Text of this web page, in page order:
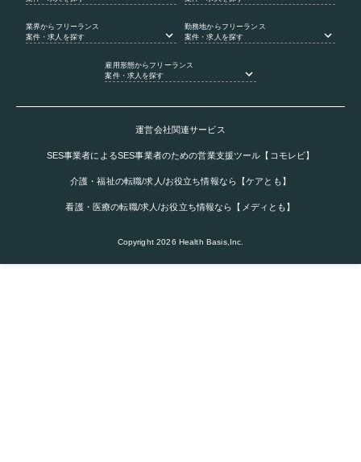
業界からフリーランス
案件・求人を探す
勤務地からフリーランス
案件・求人を探す
雇用形態からフリーランス
案件・求人を探す
運営会社関連サービス
SES事業者によるSES事業者のための営業支援ツール【コモレビ】
介護・福祉の転職/求人/お役立ち情報なら【ケアとも】
看護・医療の転職/求人/お役立ち情報なら【メディとも】
Copyright2026 Health Basis,Inc.